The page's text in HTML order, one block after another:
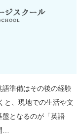
準備はその後の経験
と、現地での生活や文
となるのが「英語
…